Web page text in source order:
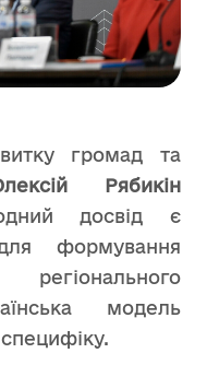
громад та
Рябикін
досвід є
формування
регіонального
модель